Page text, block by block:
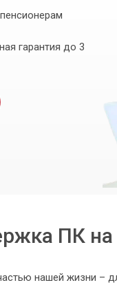
гарантия до 3
ПК
нашей жизни –